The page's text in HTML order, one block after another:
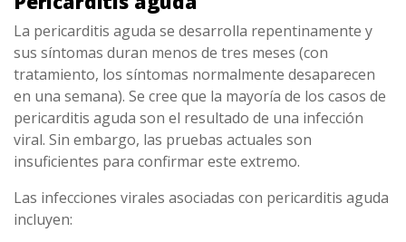
La pericarditis aguda se desarrolla repentinamente y
sus síntomas duran menos de tres meses (con
tratamiento, los síntomas normalmente desaparecen
en una semana). Se cree que la mayoría de los casos de
pericarditis aguda son el resultado de una infección
viral. Sin embargo, las pruebas actuales son
insuficientes para confirmar este extremo.
Las infecciones virales asociadas con pericarditis aguda
incluyen: